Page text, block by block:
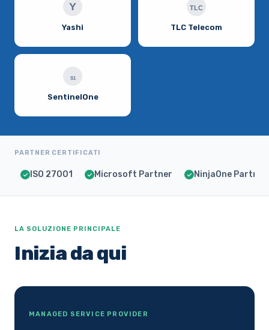
Y
Yashi
TLC
TLC Telecom
S1
SentinelOne
PARTNER CERTIFICATI
ISO 27001 Microsoft Partner NinjaOne Partner
LA SOLUZIONE PRINCIPALE
Inizia da qui
MANAGED SERVICE PROVIDER